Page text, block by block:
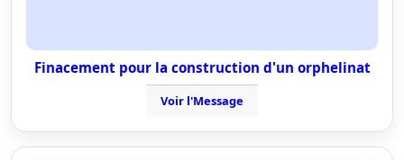
Finacement pour la construction d'un orphelinat
Voir l'Message